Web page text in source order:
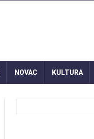
NOVAC KULTURA